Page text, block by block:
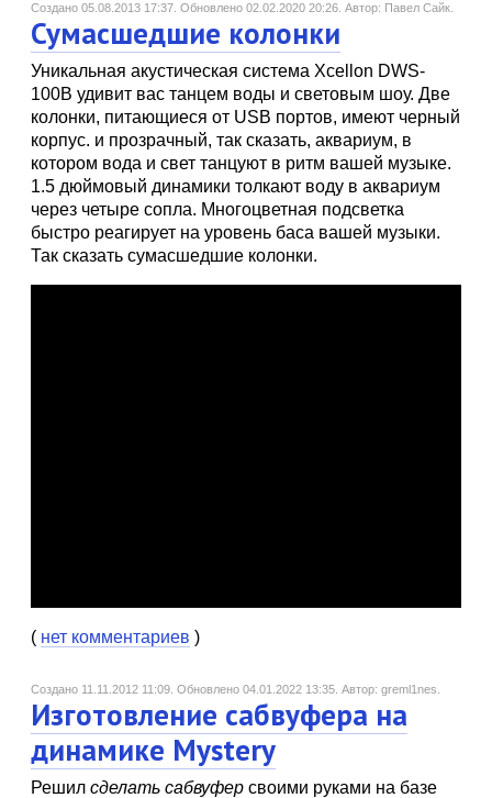
Создано 05.08.2013 17:37. Обновлено 02.02.2020 20:26. Автор: Павел Сайк.
Сумасшедшие колонки
Уникальная акустическая система Xcellon DWS-
100B удивит вас танцем воды и световым шоу. Две
колонки, питающиеся от USB портов, имеют черный
корпус. и прозрачный, так сказать, аквариум, в
котором вода и свет танцуют в ритм вашей музыке.
1.5 дюймовый динамики толкают воду в аквариум
через четыре сопла. Многоцветная подсветка
быстро реагирует на уровень баса вашей музыки.
Так сказать сумасшедшие колонки.
( нет комментариев )
Создано 11.11.2012 11:09. Обновлено 04.01.2022 13:35. Автор: greml1nes.
Изготовление сабвуфера на
динамике Mystery
Решил сделать сабвуфер своими руками на базе